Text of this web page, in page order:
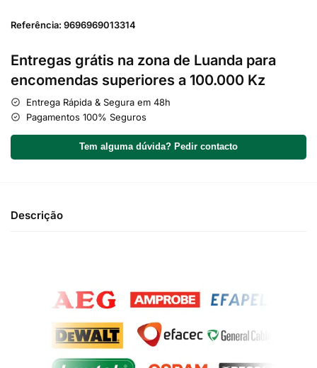
Referência: 9696969013314
Entregas grátis na zona de Luanda para
encomendas superiores a 100.000 Kz
Entrega Rápida & Segura em 48h
Pagamentos 100% Seguros
Tem alguma dúvida? Pedir contacto
Descrição